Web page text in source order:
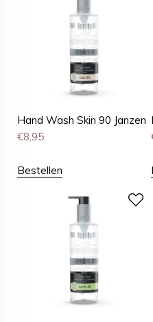
Hand Wash Skin 90 Janzen
€8,95
Bestellen